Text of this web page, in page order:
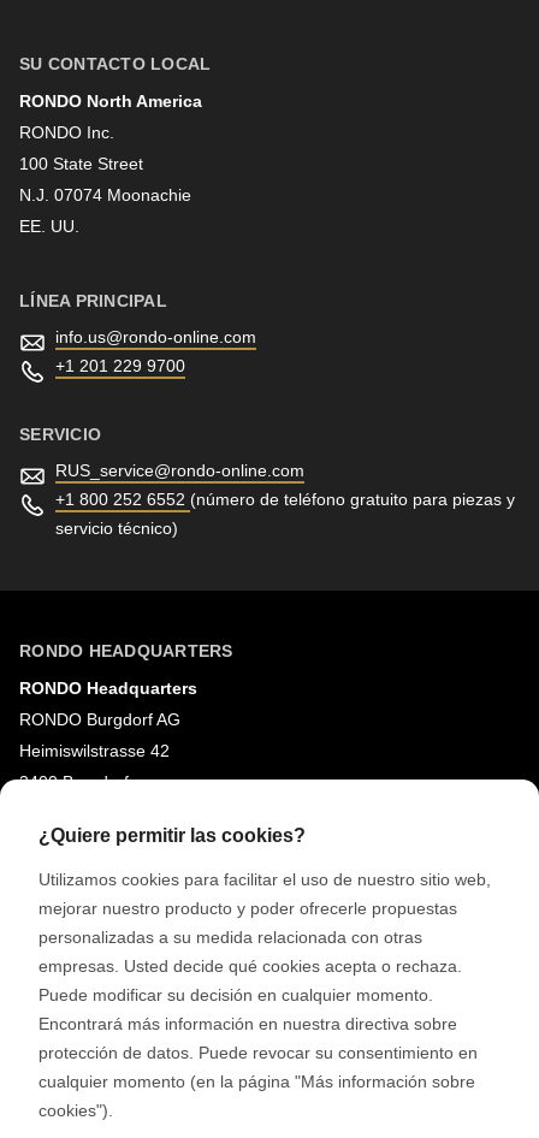
Apellido
SU CONTACTO LOCAL
RONDO North America
RONDO Inc.
100 State Street
N.J. 07074 Moonachie
EE. UU.
LÍNEA PRINCIPAL
info.us@rondo-online.com
+1 201 229 9700
SERVICIO
RUS_service@rondo-online.com
+1 800 252 6552 (número de teléfono gratuito para piezas y
servicio técnico)
RONDO HEADQUARTERS
RONDO Headquarters
RONDO Burgdorf AG
Heimiswilstrasse 42
3400 Burgdorf
REDES SOCIALES
LinkedIn
Google Reviews
¿Quiere permitir las cookies?
Utilizamos cookies para facilitar el uso de nuestro sitio web,
mejorar nuestro producto y poder ofrecerle propuestas
personalizadas a su medida relacionada con otras
empresas. Usted decide qué cookies acepta o rechaza.
Puede modificar su decisión en cualquier momento.
Encontrará más información en nuestra directiva sobre
protección de datos. Puede revocar su consentimiento en
cualquier momento (en la página "Más información sobre
cookies").